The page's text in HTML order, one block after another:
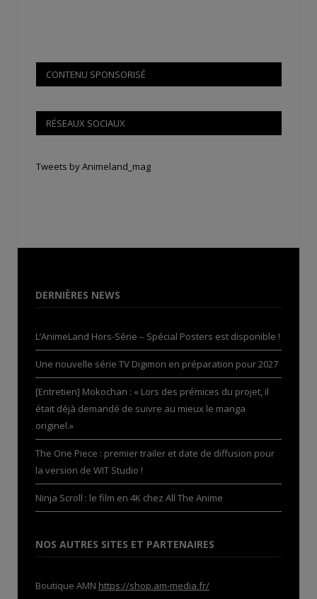
CONTENU SPONSORISÉ
RÉSEAUX SOCIAUX
Tweets by Animeland_mag
DERNIÈRES NEWS
L’AnimeLand Hors-Série – Spécial Posters est disponible !
Une nouvelle série TV Digimon en préparation pour 2027
[Entretien] Mokochan : « Lors des prémices du projet, il
était déjà demandé de suivre au mieux le manga
originel.»
The One Piece : premier trailer et date de diffusion pour
la version de WIT Studio !
Ninja Scroll : le film en 4K chez All The Anime
NOS AUTRES SITES ET PARTENAIRES
Boutique AMN https://shop.am-media.fr/